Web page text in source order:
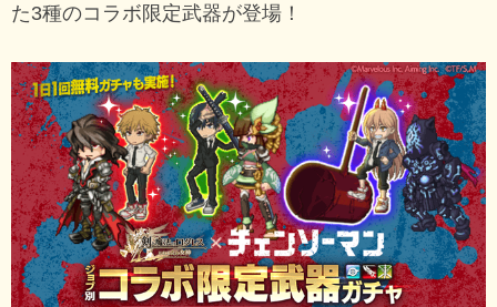
た3種のコラボ限定武器が登場！